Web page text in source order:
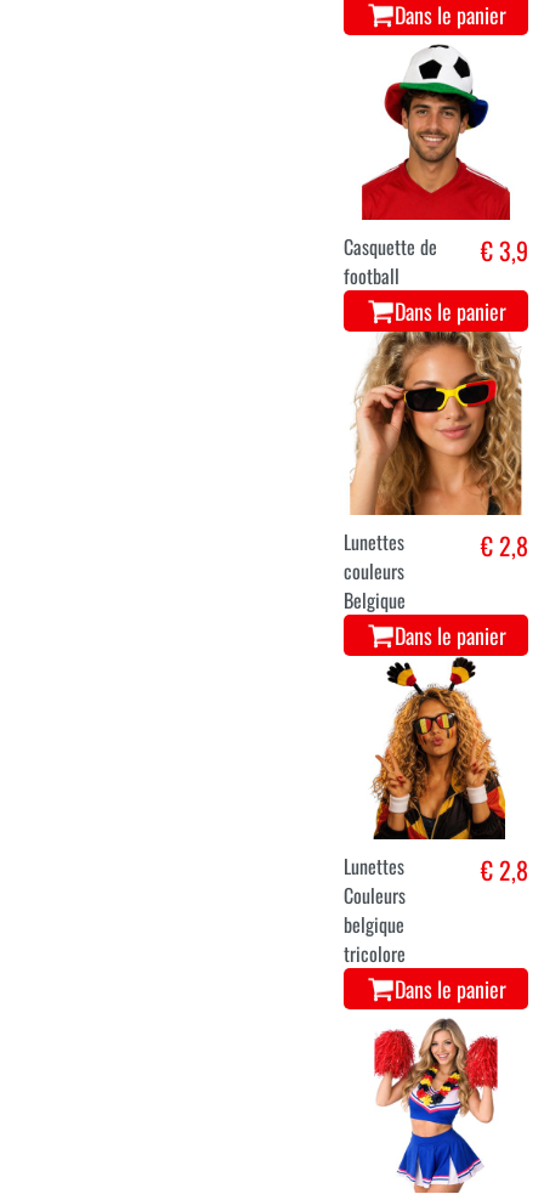
Dans le panier
Casquette de
football
€ 3,9
Dans le panier
Lunettes
couleurs
Belgique
€ 2,8
Dans le panier
Lunettes
Couleurs
belgique
tricolore
€ 2,8
Dans le panier